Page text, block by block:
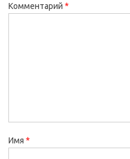
Комментарий *
Имя *